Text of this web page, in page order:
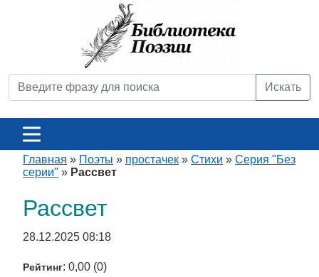
Искать
Главная » Поэты » простачек » Стихи » Серия "Без
серии" » Рассвет
Рассвет
28.12.2025 08:18
Рейтинг: 0,00 (0)